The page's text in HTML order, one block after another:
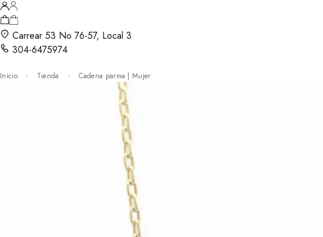
Carrear 53 No 76-57, Local 3
304-6475974
Inicio Tienda Cadena parma | Mujer